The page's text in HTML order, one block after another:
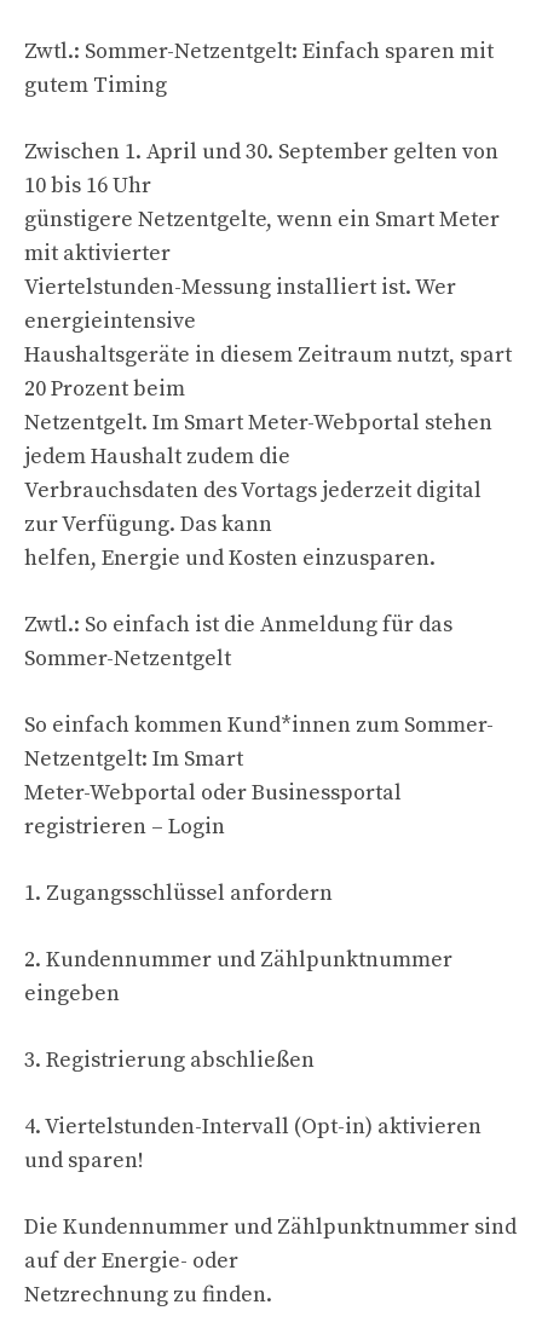
Zwtl.: Sommer-Netzentgelt: Einfach sparen mit
gutem Timing
Zwischen 1. April und 30. September gelten von
10 bis 16 Uhr
günstigere Netzentgelte, wenn ein Smart Meter
mit aktivierter
Viertelstunden-Messung installiert ist. Wer
energieintensive
Haushaltsgeräte in diesem Zeitraum nutzt, spart
20 Prozent beim
Netzentgelt. Im Smart Meter-Webportal stehen
jedem Haushalt zudem die
Verbrauchsdaten des Vortags jederzeit digital
zur Verfügung. Das kann
helfen, Energie und Kosten einzusparen.
Zwtl.: So einfach ist die Anmeldung für das
Sommer-Netzentgelt
So einfach kommen Kund*innen zum Sommer-
Netzentgelt: Im Smart
Meter-Webportal oder Businessportal
registrieren – Login
1. Zugangsschlüssel anfordern
2. Kundennummer und Zählpunktnummer
eingeben
3. Registrierung abschließen
4. Viertelstunden-Intervall (Opt-in) aktivieren
und sparen!
Die Kundennummer und Zählpunktnummer sind
auf der Energie- oder
Netzrechnung zu finden.